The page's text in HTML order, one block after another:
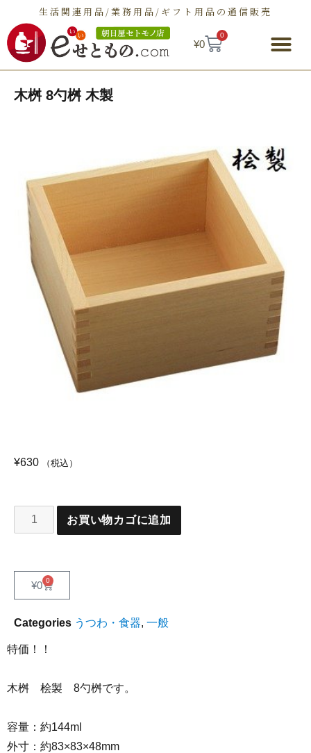
生活関連用品/業務用品/ギフト用品の通信販売
¥0
0
木桝 8勺桝 木製
¥630 （税込）
お買い物カゴに追加
¥0 0
Categories うつわ・食器, 一般
特価！！
木桝 桧製 8勺桝です。
容量：約144ml
外寸：約83×83×48mm